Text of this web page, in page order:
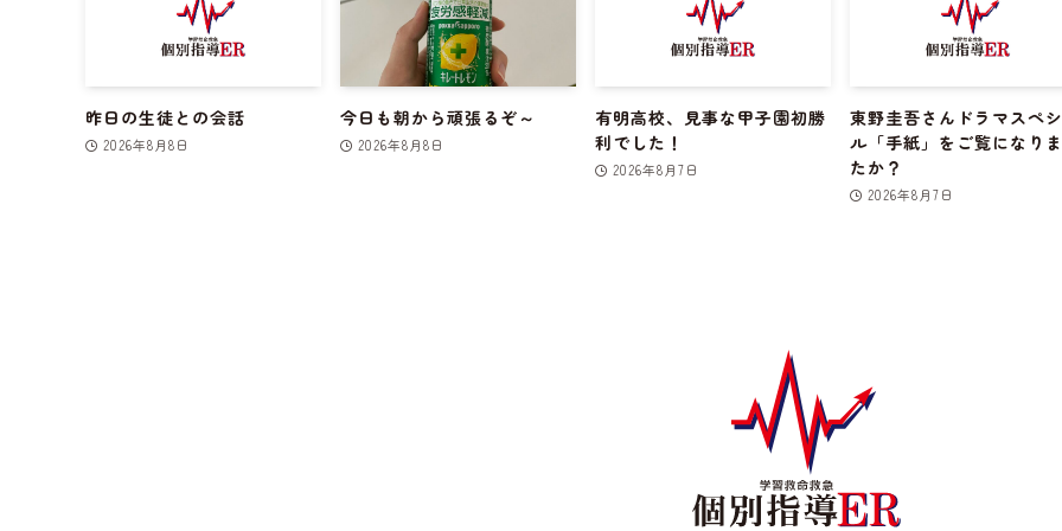
昨日の生徒との会話
2026年8月8日
今日も朝から頑張るぞ～
2026年8月8日
有明高校、見事な甲子園初勝
利でした！
2026年8月7日
東野圭吾さんドラマスペ
ル「手紙」をご覧になり
たか？
2026年8月7日